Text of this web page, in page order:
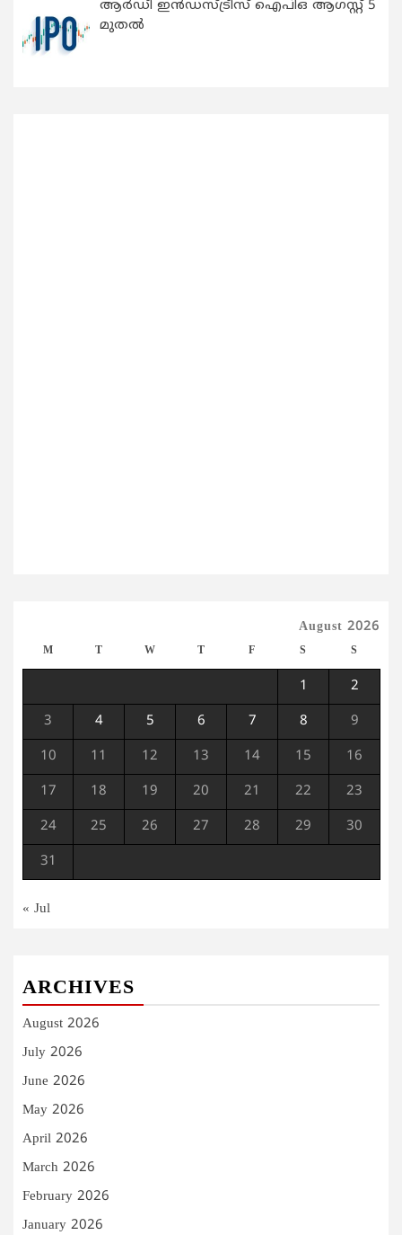
ആർഡീ ഇൻഡസ്ട്രീസ് ഐപിഒ ആഗസ്റ്റ് 5
മുതൽ
August 2026
M T W T F S S
1 2
3 4 5 6 7 8 9
10 11 12 13 14 15 16
17 18 19 20 21 22 23
24 25 26 27 28 29 30
31
« Jul
ARCHIVES
August 2026
July 2026
June 2026
May 2026
April 2026
March 2026
February 2026
January 2026